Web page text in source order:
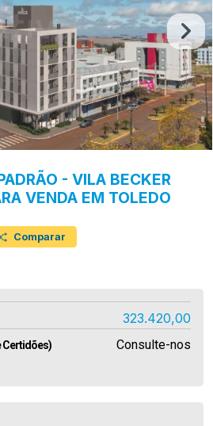
- VILA BECKER
VENDA EM TOLEDO
Comparar
323.420,00
Certidões) Consulte-nos